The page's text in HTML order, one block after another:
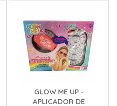
GLOW ME UP -
APLICADOR DE